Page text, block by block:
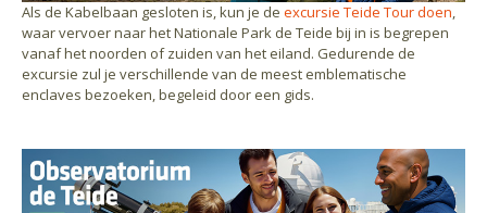
Als de Kabelbaan gesloten is, kun je de excursie Teide Tour doen,
waar vervoer naar het Nationale Park de Teide bij in is begrepen
vanaf het noorden of zuiden van het eiland. Gedurende de
excursie zul je verschillende van de meest emblematische
enclaves bezoeken, begeleid door een gids.